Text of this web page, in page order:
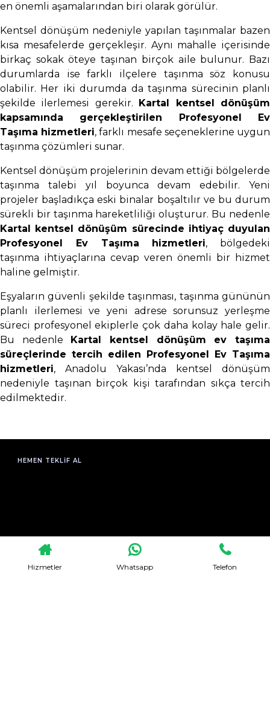
en önemli aşamalarından biri olarak görülür.
Kentsel dönüşüm nedeniyle yapılan taşınmalar bazen
kısa mesafelerde gerçekleşir. Aynı mahalle içerisinde
birkaç sokak öteye taşınan birçok aile bulunur. Bazı
durumlarda ise farklı ilçelere taşınma söz konusu
olabilir. Her iki durumda da taşınma sürecinin planlı
şekilde ilerlemesi gerekir.
Kartal kentsel dönüşüm
kapsamında gerçekleştirilen Profesyonel Ev
Taşıma hizmetleri, farklı mesafe seçeneklerine uygun
taşınma çözümleri sunar.
Kentsel dönüşüm projelerinin devam ettiği bölgelerde
taşınma talebi yıl boyunca devam edebilir. Yeni
projeler başladıkça eski binalar boşaltılır ve bu durum
sürekli bir taşınma hareketliliği oluşturur. Bu nedenle
Kartal kentsel dönüşüm sürecinde ihtiyaç duyulan
Profesyonel Ev Taşıma hizmetleri, bölgedeki
taşınma ihtiyaçlarına cevap veren önemli bir hizmet
haline gelmiştir.
Eşyaların güvenli şekilde taşınması, taşınma gününün
planlı ilerlemesi ve yeni adrese sorunsuz yerleşme
süreci profesyonel ekiplerle çok daha kolay hale gelir.
Bu nedenle
Kartal kentsel dönüşüm ev taşıma
süreçlerinde tercih edilen Profesyonel Ev Taşıma
hizmetleri, Anadolu Yakası’nda kentsel dönüşüm
nedeniyle taşınan birçok kişi tarafından sıkça tercih
edilmektedir.
HEMEN TEKLIF AL
Hizmetler Whatsapp Telefon